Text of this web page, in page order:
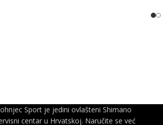
Sport je jedini ovlašteni Shimano
centar u Hrvatskoj. Naručite se već